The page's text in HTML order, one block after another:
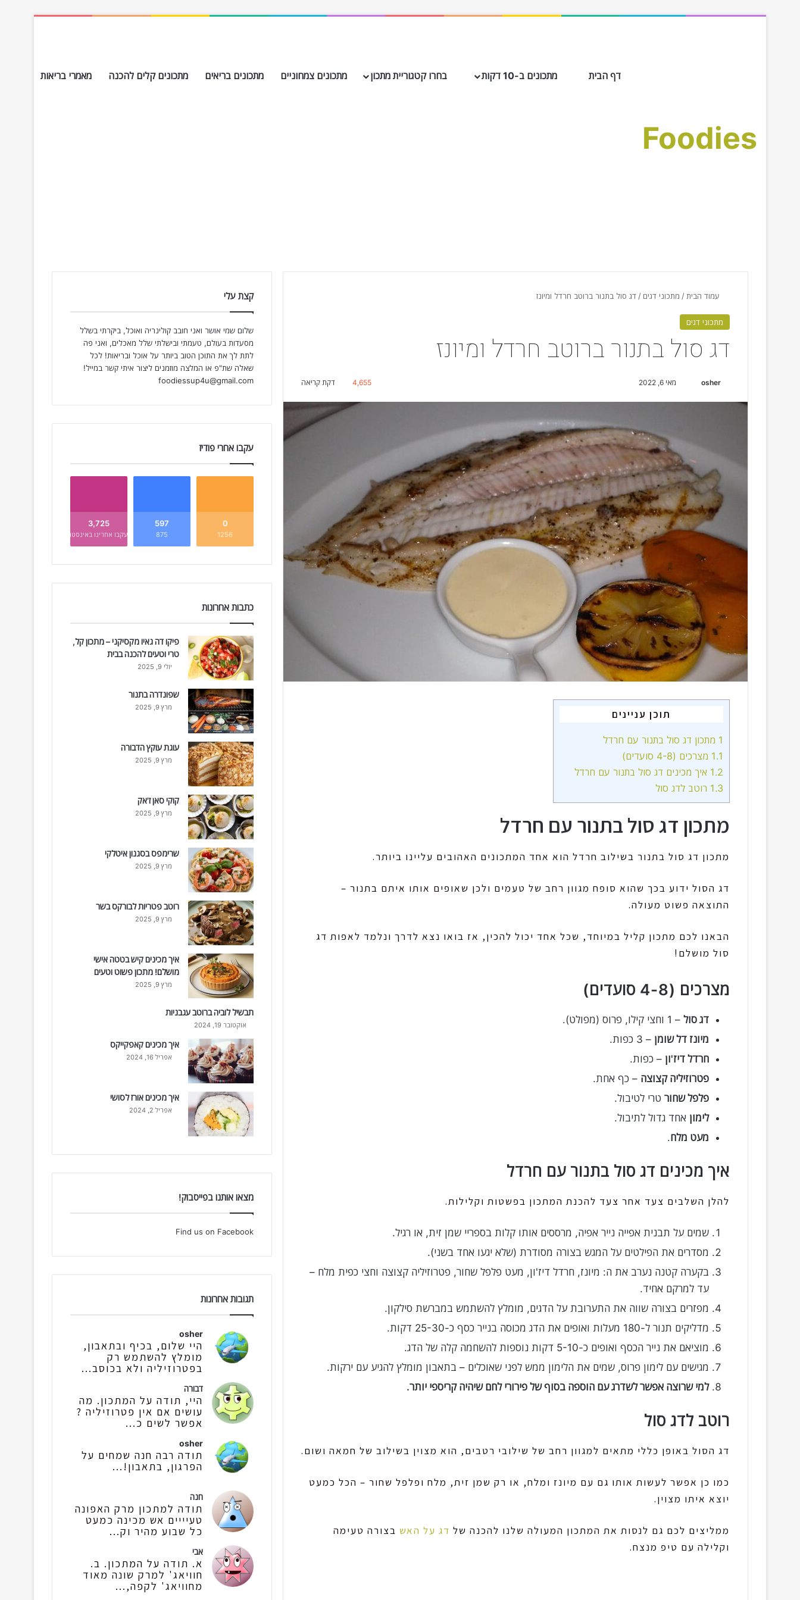
Foodies
דף הבית מתכונים ב-10 דקות בחרו קטגוריית מתכון מתכונים צמחוניים מתכונים בריאים מתכונים קלים להכנה מאמרי בריאות
עמוד הבית / מתכוני דגים / דג סול בתנור ברוטב חרדל ומיונז
מתכוני דגים
דג סול בתנור ברוטב חרדל ומיונז
osher
e
m
a
i
מאי 6, 2022 4,655 דקת קריאה
תוכן עניינים
1 מתכון דג סול בתנור עם חרדל
1.1 מצרכים (4-8 סועדים)
1.2 איך מכינים דג סול בתנור עם חרדל
1.3 רוטב לדג סול
מתכון דג סול בתנור עם חרדל
מתכון דג סול בתנור בשילוב חרדל הוא אחד המתכונים האהובים עליינו ביותר.
דג הסול ידוע בכך שהוא סופח מגוון רחב של טעמים ולכן שאופים אותו איתם בתנור –
התוצאה פשוט מעולה.
הבאנו לכם מתכון קליל במיוחד, שכל אחד יכול להכין, אז בואו נצא לדרך ונלמד לאפות דג
סול מושלם!
מצרכים (4-8 סועדים)
דג סול – 1 וחצי קילו, פרוס (מפולט).
מיונז דל שומן – 3 כפות.
חרדל דיז'ון – כפות.
פטרוזיליה קצוצה – כף אחת.
פלפל שחור טרי לטיבול.
לימון אחד גדול לתיבול.
מעט מלח.
איך מכינים דג סול בתנור עם חרדל
להלן השלבים צעד אחר צעד להכנת המתכון בפשטות וקלילות.
שמים על תבנית אפייה נייר אפיה, מרססים אותו קלות בספריי שמן זית, או רגיל.
מסדרים את הפילטים על המגש בצורה מסודרת (שלא יגעו אחד בשני).
בקערה קטנה נערב את ה: מיונז, חרדל דיז'ון, מעט פלפל שחור, פטרוזיליה קצוצה וחצי כפית מלח –
עד למרקם אחיד.
מפזרים בצורה שווה את התערובת על הדגים, מומלץ להשתמש במברשת סילקון.
מדליקים תנור ל-180 מעלות ואופים את הדג מכוסה בנייר כסף כ-25-30 דקות.
מוציאם את נייר הכסף ואופים כ-5-10 דקות נוספות להשחמה קלה של הדג.
מגישים עם לימון פרוס, שמים את הלימון ממש לפני שאוכלים – בתאבון מומלץ להגיע עם ירקות.
למי שרוצה אפשר לשדרג עם הוספה בסוף של פירורי לחם שיהיה קריספי יותר.
רוטב לדג סול
דג הסול באופן כללי מתאים למגוון רחב של שילובי רטבים, הוא מצוין בשילוב של חמאה ושום.
כמו כן אפשר לעשות אותו גם עם מיונז ומלח, או רק שמן זית, מלח ופלפל שחור – הכל כמעט
יוצא איתו מצוין.
ממליצים לכם גם לנסות את המתכון המעולה שלנו להכנה של דג על האש בצורה טעימה
וקלילה עם טיפ מנצח.
קצת עלי
שלום שמי אושר ואני חובב קולינריה ואוכל, ביקרתי בשלל
מסעדות בעולם, טעמתי ובישלתי שלל מאכלים, ואני פה
לתת לך את התוכן הטוב ביותר על אוכל ובריאות! לכל
שאלה שת"פ או המלצה מוזמנים ליצור איתי קשר במייל!
foodiessup4u@gmail.com
עקבו אחרי פודיז
0
1256
597
875
3,725
עקבו אחרינו באינסטגרם
כתבות אחרונות
פיקו דה גאיו מקסיקני – מתכון קל,
טרי וטעים להכנה בבית
יולי 9, 2025
שפונדרה בתנור
מרץ 9, 2025
עוגת עוקץ הדבורה
מרץ 9, 2025
קוקי סאן ז'אק
מרץ 9, 2025
שרימפס בסגנון איטלקי
מרץ 9, 2025
רוטב פטריות לבורקס בשר
מרץ 9, 2025
איך מכינים קיש בטטה אישי
מושלם! מתכון פשוט וטעים
מרץ 9, 2025
תבשיל לוביה ברוטב עגבניות
אוקטובר 19, 2024
איך מכינים קאפקייקס
אפריל 16, 2024
איך מכינים אורז לסושי
אפריל 2, 2024
מצאו אותנו בפייסבוק!
Find us on Facebook
תגובות אחרונות
osher
היי שלום, בכיף ובתאבון,
מומלץ להשתמש רק
בפטרוזיליה ולא בכוסב...
דבורה
היי, תודה על המתכון. מה
עושים אם אין פטרוזיליה ?
אפשר לשים כ...
osher
תודה רבה חנה שמחים על
הפרגון, בתאבון!...
חנה
תודה למתכון מרק האפונה
טעיייים אש מכינה כמעט
כל שבוע מהיר וק...
אבי
א. תודה על המתכון. ב.
חוויאג' למרק שונה מאוד
מחוויאג' לקפה,...